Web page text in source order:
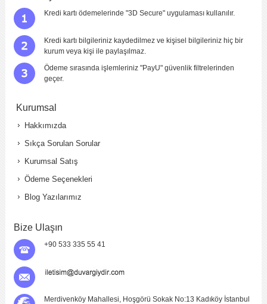
Kredi kartı ödemelerinde "3D Secure" uygulaması kullanılır.
Kredi kartı bilgileriniz kaydedilmez ve kişisel bilgileriniz hiç bir
kurum veya kişi ile paylaşılmaz.
Ödeme sırasında işlemleriniz "PayU" güvenlik filtrelerinden
geçer.
Kurumsal
Hakkımızda
Sıkça Sorulan Sorular
Kurumsal Satış
Ödeme Seçenekleri
Blog Yazılarımız
Bize Ulaşın
+90 533 335 55 41
Merdivenköy Mahallesi, Hoşgörü Sokak No:13 Kadıköy İstanbul